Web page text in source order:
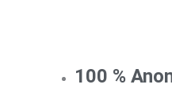
100 %